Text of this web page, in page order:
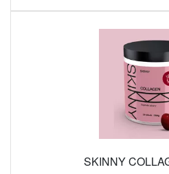
SKINNY